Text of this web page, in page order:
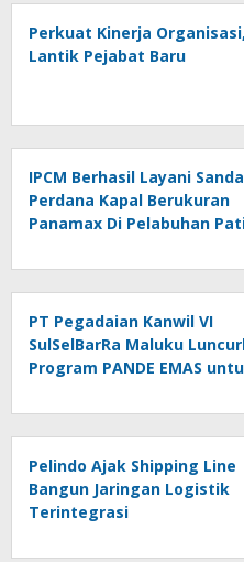
Perkuat Kinerja Organisasi,
Lantik Pejabat Baru
IPCM Berhasil Layani
Perdana Kapal Berukuran
Panamax Di Pelabuhan
PT Pegadaian Kanwil VI
SulSelBarRa Maluku
Program PANDE EMAS
Masyarakat
Pelindo Ajak Shipping Line
Bangun Jaringan Logistik
Terintegrasi